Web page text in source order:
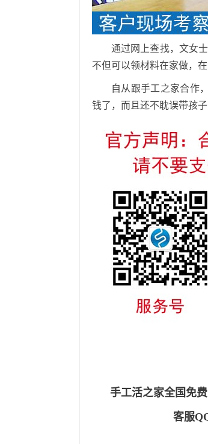
通过网上查找，文女
不但可以领材料在家做，
自从跟手工之家合作
钱了，而且还不耽误带孩
手工活之家全国免
客服